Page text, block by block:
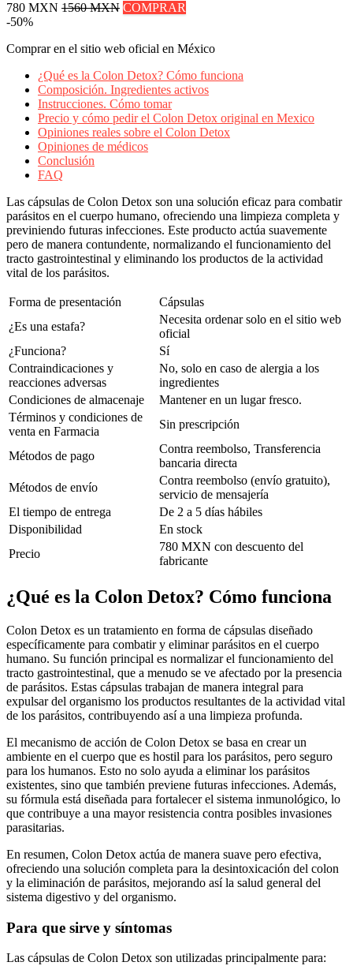
780 MXN 1560 MXN COMPRAR
-50%
Comprar en el sitio web oficial en México
¿Qué es la Colon Detox? Cómo funciona
Composición. Ingredientes activos
Instrucciones. Cómo tomar
Precio y cómo pedir el Colon Detox original en Mexico
Opiniones reales sobre el Colon Detox
Opiniones de médicos
Conclusión
FAQ
Las cápsulas de Colon Detox son una solución eficaz para combatir
parásitos en el cuerpo humano, ofreciendo una limpieza completa y
previniendo futuras infecciones. Este producto actúa suavemente
pero de manera contundente, normalizando el funcionamiento del
tracto gastrointestinal y eliminando los productos de la actividad
vital de los parásitos.
Forma de presentación
Cápsulas
¿Es una estafa?
Necesita ordenar solo en el sitio web
oficial
¿Funciona?
Sí
Contraindicaciones y
reacciones adversas
No, solo en caso de alergia a los
ingredientes
Condiciones de almacenaje
Mantener en un lugar fresco.
Términos y condiciones de
venta en Farmacia
Sin prescripción
Métodos de pago
Contra reembolso, Transferencia
bancaria directa
Métodos de envío
Contra reembolso (envío gratuito),
servicio de mensajería
El tiempo de entrega
De 2 a 5 días hábiles
Disponibilidad
En stock
Precio
780 MXN con descuento del
fabricante
¿Qué es la Colon Detox? Cómo funciona
Colon Detox es un tratamiento en forma de cápsulas diseñado
específicamente para combatir y eliminar parásitos en el cuerpo
humano. Su función principal es normalizar el funcionamiento del
tracto gastrointestinal, que a menudo se ve afectado por la presencia
de parásitos. Estas cápsulas trabajan de manera integral para
expulsar del organismo los productos resultantes de la actividad vital
de los parásitos, contribuyendo así a una limpieza profunda.
El mecanismo de acción de Colon Detox se basa en crear un
ambiente en el cuerpo que es hostil para los parásitos, pero seguro
para los humanos. Esto no solo ayuda a eliminar los parásitos
existentes, sino que también previene futuras infecciones. Además,
su fórmula está diseñada para fortalecer el sistema inmunológico, lo
que contribuye a una mayor resistencia contra posibles invasiones
parasitarias.
En resumen, Colon Detox actúa de manera suave pero efectiva,
ofreciendo una solución completa para la desintoxicación del colon
y la eliminación de parásitos, mejorando así la salud general del
sistema digestivo y del organismo.
Para que sirve y síntomas
Las cápsulas de Colon Detox son utilizadas principalmente para: